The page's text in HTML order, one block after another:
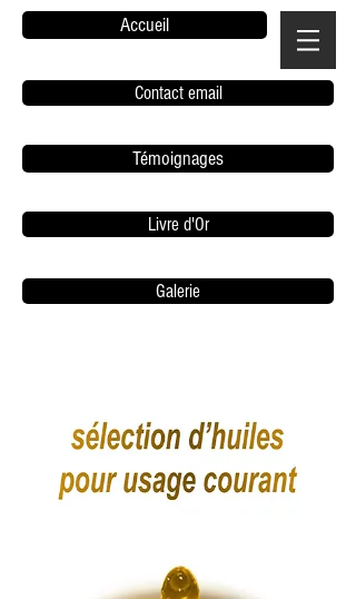
Accueil
Contact email
Témoignages
Livre d'Or
Galerie